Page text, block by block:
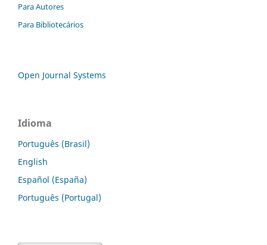
Para Autores
Para Bibliotecários
Open Journal Systems
Idioma
Português (Brasil)
English
Español (España)
Português (Portugal)